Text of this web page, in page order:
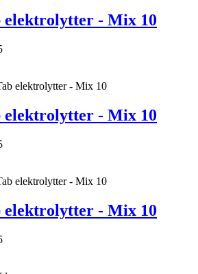
elektrolytter - Mix 10
elektrolytter - Mix 10
elektrolytter - Mix 10